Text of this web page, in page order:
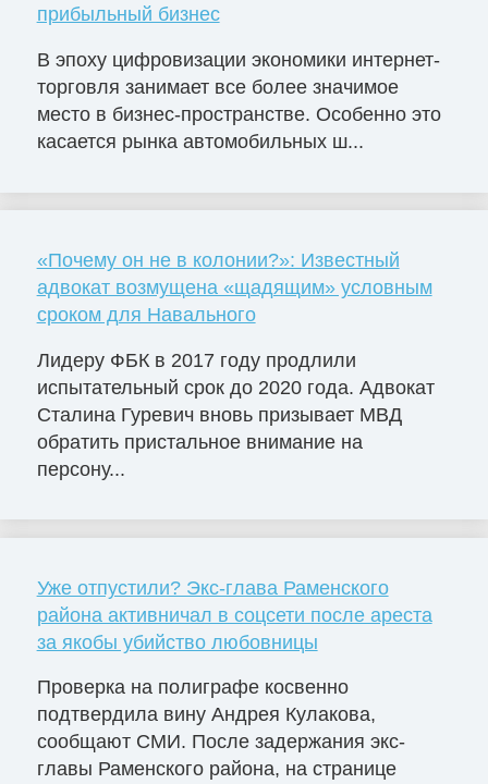
прибыльный бизнес
В эпоху цифровизации экономики интернет-
торговля занимает все более значимое
место в бизнес-пространстве. Особенно это
касается рынка автомобильных ш...
«Почему он не в колонии?»: Известный
адвокат возмущена «щадящим» условным
сроком для Навального
Лидеру ФБК в 2017 году продлили
испытательный срок до 2020 года. Адвокат
Сталина Гуревич вновь призывает МВД
обратить пристальное внимание на
персону...
Уже отпустили? Экс-глава Раменского
района активничал в соцсети после ареста
за якобы убийство любовницы
Проверка на полиграфе косвенно
подтвердила вину Андрея Кулакова,
сообщают СМИ. После задержания экс-
главы Раменского района, на странице